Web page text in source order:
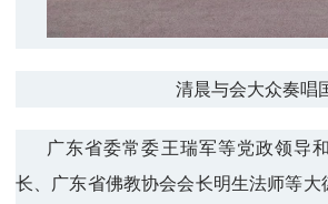
清晨与会大众奏唱
广东省委常委王瑞军等党政领导
长、广东省佛教协会会长明生法师等